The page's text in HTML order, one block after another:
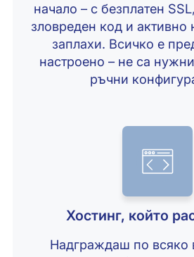
начало – с безплатен
зловреден код и активно
заплахи. Всичко е
настроено – не са
ръчни
Хостинг, който
Надграждаш по всяко